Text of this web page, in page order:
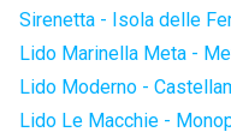
Sirenetta - Isola delle
Lido Marinella Meta -
Lido Moderno -
Lido Le Macchie -